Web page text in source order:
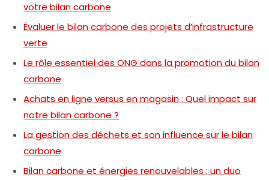
votre bilan carbone
Évaluer le bilan carbone des projets d’infrastructure
verte
Le rôle essentiel des ONG dans la promotion du bilan
carbone
Achats en ligne versus en magasin : Quel impact sur
notre bilan carbone ?
La gestion des déchets et son influence sur le bilan
carbone
Bilan carbone et énergies renouvelables : un duo